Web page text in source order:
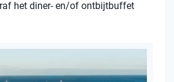
het diner- en/of ontbijtbuffet